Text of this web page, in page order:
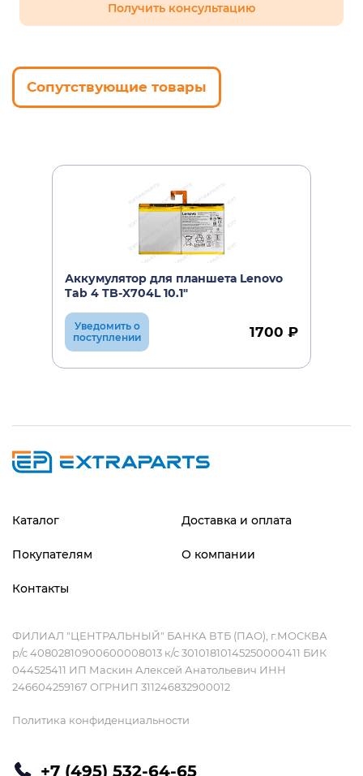
Получить консультацию
Сопутствующие товары
Аккумулятор для планшета Lenovo
Tab 4 TB-X704L 10.1"
Уведомить о
поступлении
1700 ₽
Каталог Доставка и оплата
Покупателям О компании
Контакты
ФИЛИАЛ "ЦЕНТРАЛЬНЫЙ" БАНКА ВТБ (ПАО), г.МОСКВА
р/с 40802810900600008013 к/с 30101810145250000411 БИК
044525411 ИП Маскин Алексей Анатольевич ИНН
246604259167 ОГРНИП 311246832900012
Политика конфиденциальности
+7 (495) 532-64-65